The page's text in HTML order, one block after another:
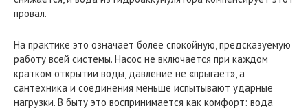
провал.
На практике это означает более спокойную, предсказуемую
работу всей системы. Насос не включается при каждом
кратком открытии воды, давление не «прыгает», а
сантехника и соединения меньше испытывают ударные
нагрузки. В быту это воспринимается как комфорт: вода